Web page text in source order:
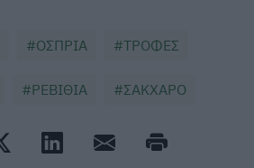
ΟΣΠΡΙΑ ΤΡΟΦΕΣ
ΡΕΒΙΘΙΑ ΣΑΚΧΑΡΟ